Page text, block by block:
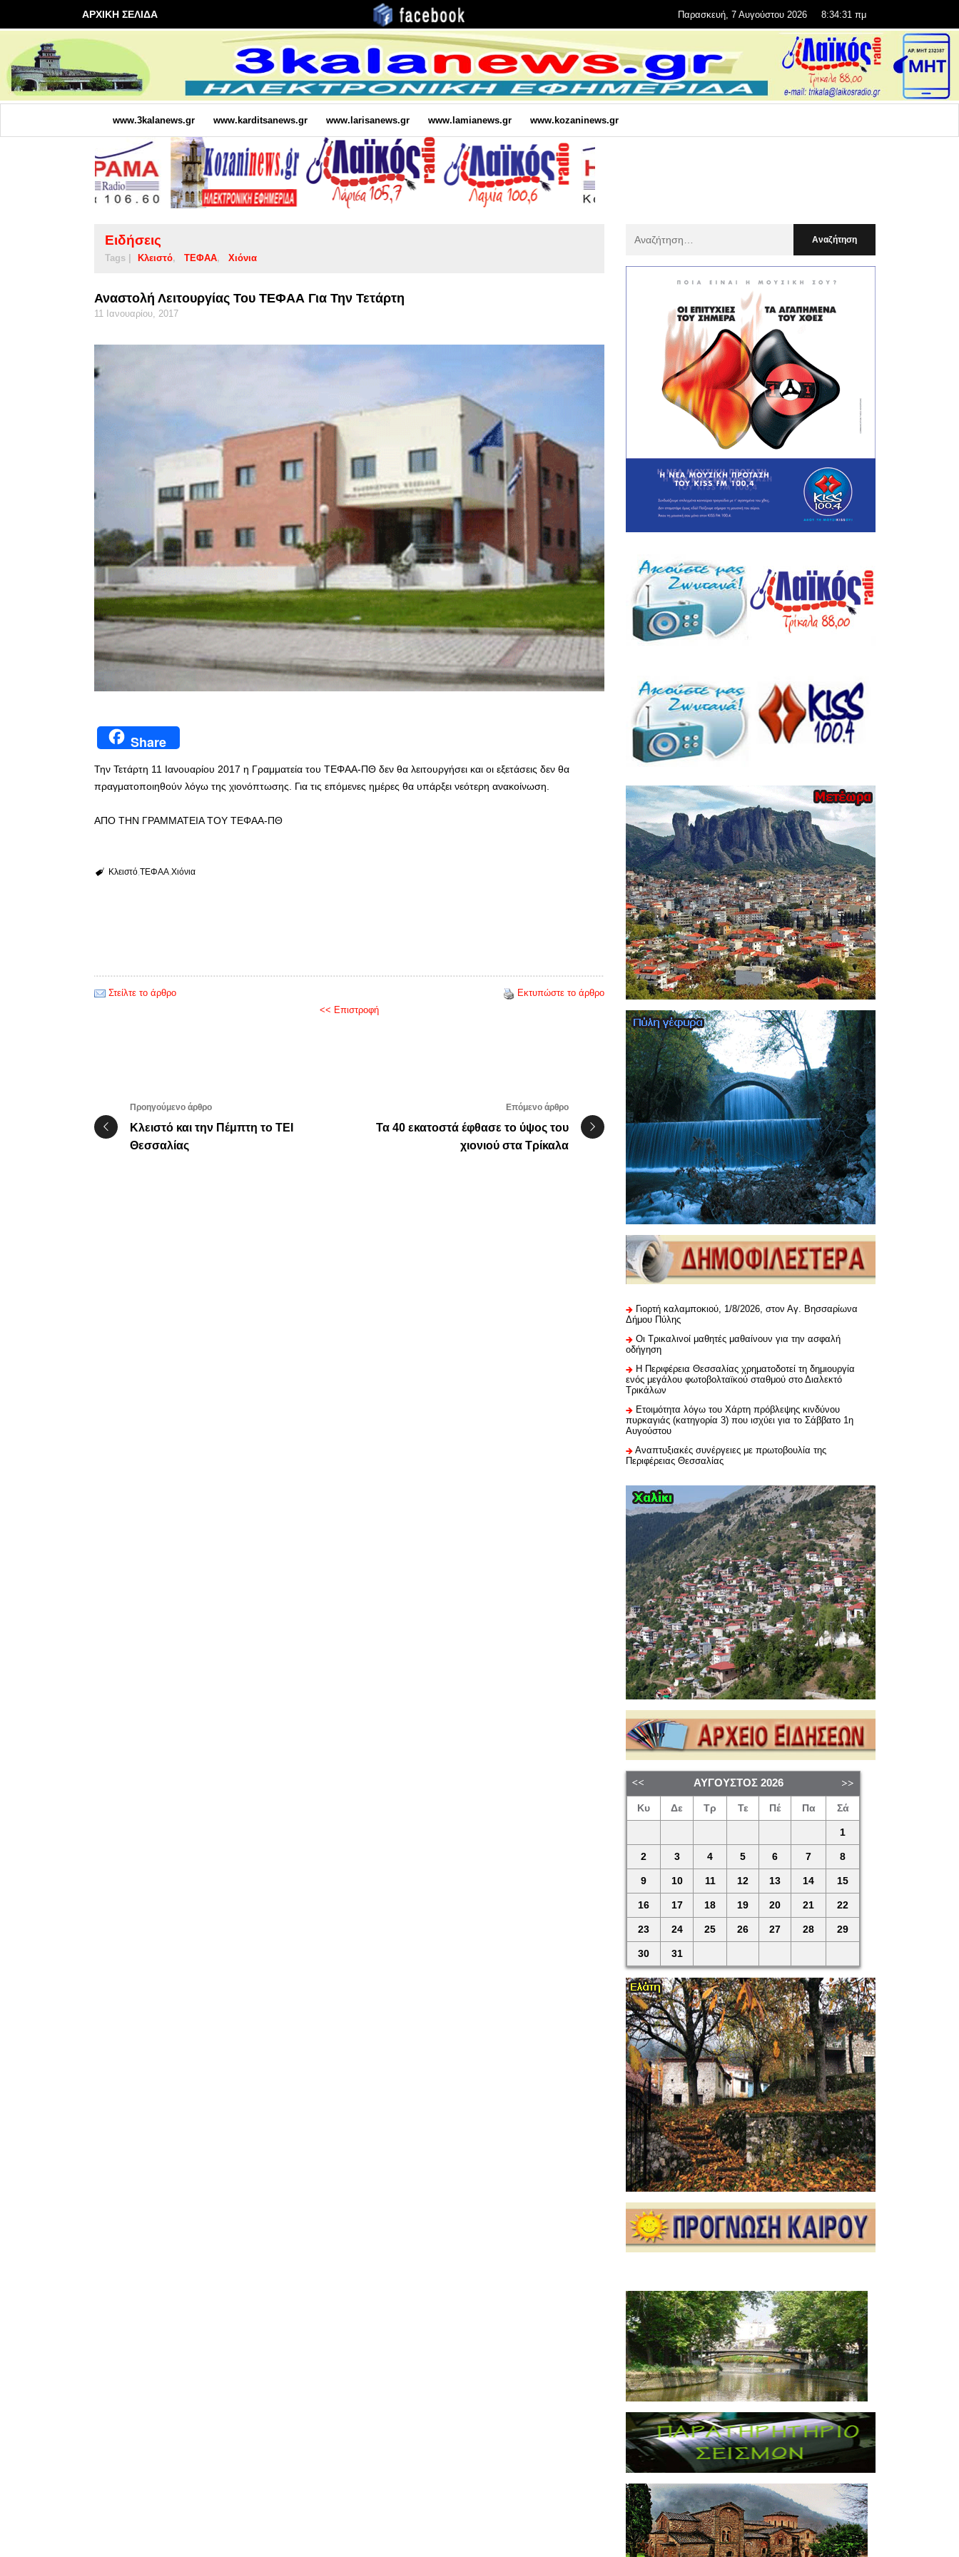
ΑΡΧΙΚΗ ΣΕΛΙΔΑ Παρασκευή, 7 Αυγούστου 2026 8:34:33 πμ
www.3kalanews.gr www.karditsanews.gr www.larisanews.gr www.lamianews.gr www.kozaninews.gr
Ειδήσεις
Tags | Κλειστό ΤΕΦΑΑ Χιόνια
Αναστολή Λειτουργίας Του ΤΕΦΑΑ Για Την Τετάρτη
11 Ιανουαρίου, 2017
Share
Την Τετάρτη 11 Ιανουαρίου 2017 η Γραμματεία του ΤΕΦΑΑ-ΠΘ δεν θα λειτουργήσει και οι εξετάσεις δεν θα
πραγματοποιηθούν λόγω της χιονόπτωσης. Για τις επόμενες ημέρες θα υπάρξει νεότερη ανακοίνωση.
ΑΠΟ ΤΗΝ ΓΡΑΜΜΑΤΕΙΑ ΤΟΥ ΤΕΦΑΑ-ΠΘ
Κλειστό ΤΕΦΑΑ Χιόνια
Στείλτε το άρθρο
Εκτυπώστε το άρθρο
<< Επιστροφή
Προηγούμενο άρθρο
Κλειστό και την Πέμπτη το ΤΕΙ
Θεσσαλίας
Επόμενο άρθρο
Τα 40 εκατοστά έφθασε το ύψος του
χιονιού στα Τρίκαλα
:
Γιορτή καλαμποκιού, 1/8/2026, στον Αγ. Βησσαρίωνα
Δήμου Πύλης
Οι Τρικαλινοί μαθητές μαθαίνουν για την ασφαλή
οδήγηση
H Περιφέρεια Θεσσαλίας χρηματοδοτεί τη δημιουργία
ενός μεγάλου φωτοβολταϊκού σταθμού στο Διαλεκτό
Τρικάλων
Ετοιμότητα λόγω του Χάρτη πρόβλεψης κινδύνου
πυρκαγιάς (κατηγορία 3) που ισχύει για το Σάββατο 1η
Αυγούστου
Αναπτυξιακές συνέργειες με πρωτοβουλία της
Περιφέρειας Θεσσαλίας
ΑΎΓΟΥΣΤΟΣ 2026
Κυ Δε Τρ Τε Πέ Πα Σά
1
2 3 4 5 6 7 8
9 10 11 12 13 14 15
16 17 18 19 20 21 22
23 24 25 26 27 28 29
30 31